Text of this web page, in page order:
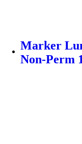
Marker
Non-Perm